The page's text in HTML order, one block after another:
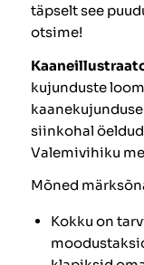
täpselt see
otsime!
kujunduste
siinkohal
Valemivihiku
Mõned
Kokku on